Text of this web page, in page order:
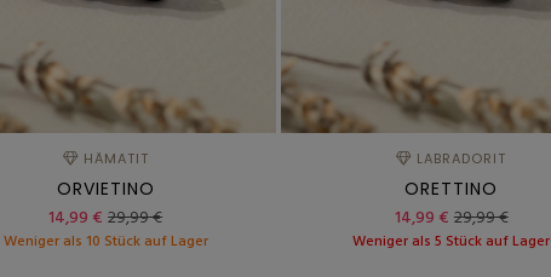
HÄMATIT
ORVIETINO
14,99 € 29,99 €
Weniger als 10 Stück auf Lager
LABRADORIT
ORETTINO
14,99 € 29,99 €
Weniger als 5 Stück auf Lager